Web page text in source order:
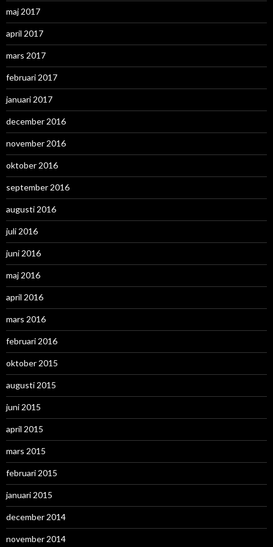
maj 2017
april 2017
mars 2017
februari 2017
januari 2017
december 2016
november 2016
oktober 2016
september 2016
augusti 2016
juli 2016
juni 2016
maj 2016
april 2016
mars 2016
februari 2016
oktober 2015
augusti 2015
juni 2015
april 2015
mars 2015
februari 2015
januari 2015
december 2014
november 2014